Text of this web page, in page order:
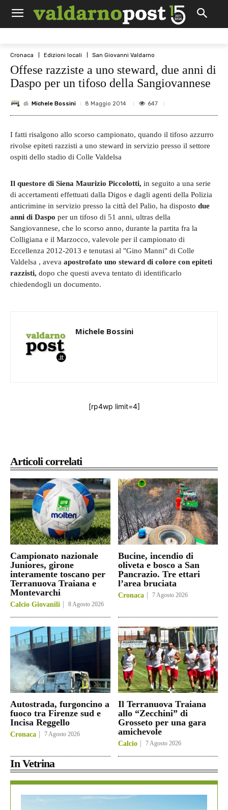
Cronaca Edizioni locali San Giovanni Valdarno
Offese razziste a uno steward, due anni di
Daspo per un tifoso della Sangiovannese
di Michele Bossini 8 Maggio 2014 647
Articoli correlati
Campionato nazionale
Juniores, girone
interamente toscano per
Terranuova Traiana e
Montevarchi
Calcio Giovanili 8 Agosto 2026
Bucine, incendio di
oliveta e bosco a San
Pancrazio. Tre ettari
l’area bruciata
Cronaca 7 Agosto 2026
Autostrada, furgoncino a
fuoco tra Firenze sud e
Incisa Reggello
Cronaca 7 Agosto 2026
Il Terranuova Traiana
allo “Zecchini” di
Grosseto per una gara
amichevole
Calcio 7 Agosto 2026
In Vetrina
I fatti risalgono allo scorso campionato, quando il tifoso azzurro
rivolse epiteti razzisti a uno steward in servizio presso il settore
ospiti dello stadio di Colle Valdelsa
Il questore di Siena Maurizio Piccolotti, in seguito a una serie
di accertamenti effettuati dalla Digos e dagli agenti della Polizia
anticrimine in servizio presso la città del Palio, ha disposto due
anni di Daspo per un tifoso di 51 anni, ultras della
Sangiovannese, che lo scorso anno, durante la partita fra la
Colligiana e il Marzocco, valevole per il campionato di
Eccellenza 2012-2013 e tenutasi al "Gino Manni" di Colle
Valdelsa , aveva apostrofato uno steward di colore con epiteti
razzisti, dopo che questi aveva tentato di identificarlo
chiedendogli un documento.
Michele Bossini
[rp4wp limit=4]